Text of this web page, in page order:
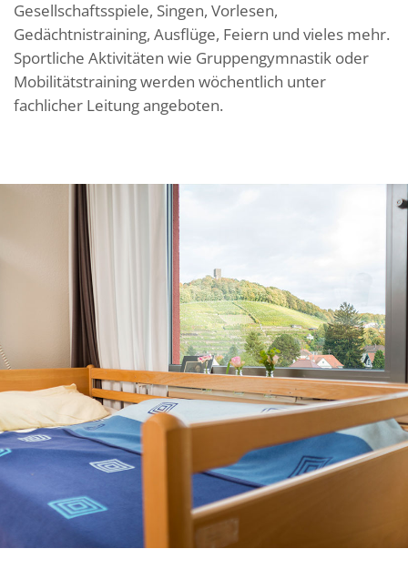
Gesellschaftsspiele, Singen, Vorlesen,
Gedächtnistraining, Ausflüge, Feiern und vieles mehr.
Sportliche Aktivitäten wie Gruppengymnastik oder
Mobilitätstraining werden wöchentlich unter
fachlicher Leitung angeboten.